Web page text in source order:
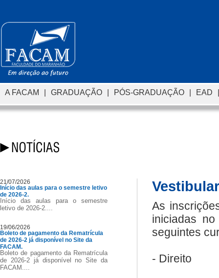
A FACAM | GRADUAÇÃO | PÓS-GRADUAÇÃO | EAD |
21/07/2026
Início das aulas para o semestre letivo
de 2026-2.
Início das aulas para o semestre
letivo de 2026-2....
19/06/2026
Boleto de pagamento da Rematrícula
de 2026-2 já disponível no Site da
FACAM.
Boleto de pagamento da Rematrícula
de 2026-2 já disponível no Site da
FACAM....
As
iniciadas
seguintes
- Direito